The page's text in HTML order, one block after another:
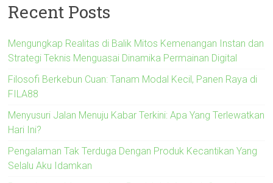
Recent Posts
Mengungkap Realitas di Balik Mitos Kemenangan Instan dan
Strategi Teknis Menguasai Dinamika Permainan Digital
Filosofi Berkebun Cuan: Tanam Modal Kecil, Panen Raya di
FILA88
Menyusuri Jalan Menuju Kabar Terkini: Apa Yang Terlewatkan
Hari Ini?
Pengalaman Tak Terduga Dengan Produk Kecantikan Yang
Selalu Aku Idamkan